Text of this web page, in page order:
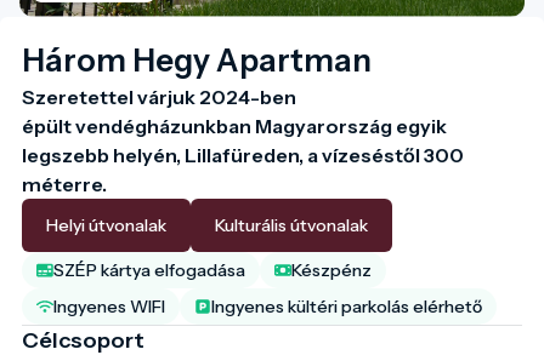
Három Hegy Apartman
Szeretettel várjuk 2024-ben
épült vendégházunkban Magyarország egyik
legszebb helyén, Lillafüreden, a vízeséstől 300
méterre.
Helyi útvonalak Kulturális útvonalak
SZÉP kártya elfogadása
Készpénz
Ingyenes WIFI
Ingyenes kültéri parkolás elérhető
Célcsoport